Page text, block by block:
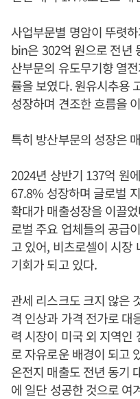
사업부문별 명암이 뚜렷
bin은 302억 원으로 전년
산부문의 유도무기향 열
률을 보였다. 원유시추용
성장하며 견조한 흐름을
특히 방산부문의 성장은
2024년 상반기 137억 원
67.8% 성장하며 글로벌
확대가 매출성장을 이끌
로벌 주요 업체들의 공급
고 있어, 비츠로셀이 시장
기회가 되고 있다.
관세 리스크도 크지 않은
격 인상과 가격 전가로 대
력 시장이 미국 외 지역인
로 자유로운 배경이 되고
온전지 매출도 전년 동기
에 일단 성공한 것으로 여